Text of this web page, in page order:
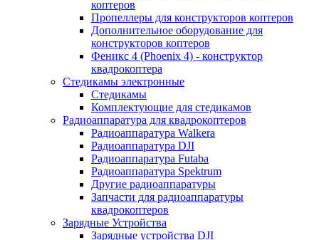
коптеров
Пропеллеры для конструкторов коптеров
Дополнительное оборудование для
конструкторов коптеров
Феникс 4 (Phoenix 4) - конструктор
квадрокоптера
Cтедикамы электронные
Стедикамы
Комплектующие для стедикамов
Радиоаппаратура для квадрокоптеров
Радиоаппаратура Walkera
Радиоаппаратура DJI
Радиоаппаратура Futaba
Радиоаппаратура Spektrum
Другие радиоаппаратуры
Запчасти для радиоаппаратуры
квадрокоптеров
Зарядные Устройства
Зарядные устройства DJI